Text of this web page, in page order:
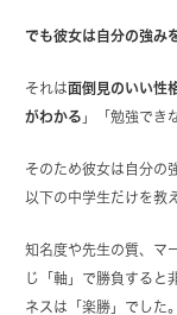
でも彼女は自分の強み
それは面倒見のいい性
がわかる 」「勉強でき
そのため彼女は自分の
以下の中学生だけを教
知名度や先生の質、マ
じ「軸」で勝負すると
ネスは「楽勝」でした